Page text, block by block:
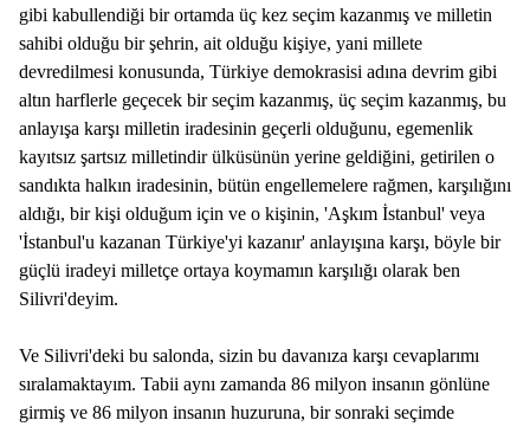
gibi kabullendiği bir ortamda üç kez seçim kazanmış ve milletin
sahibi olduğu bir şehrin, ait olduğu kişiye, yani millete
devredilmesi konusunda, Türkiye demokrasisi adına devrim gibi
altın harflerle geçecek bir seçim kazanmış, üç seçim kazanmış, bu
anlayışa karşı milletin iradesinin geçerli olduğunu, egemenlik
kayıtsız şartsız milletindir ülküsünün yerine geldiğini, getirilen o
sandıkta halkın iradesinin, bütün engellemelere rağmen, karşılığını
aldığı, bir kişi olduğum için ve o kişinin, 'Aşkım İstanbul' veya
'İstanbul'u kazanan Türkiye'yi kazanır' anlayışına karşı, böyle bir
güçlü iradeyi milletçe ortaya koymamın karşılığı olarak ben
Silivri'deyim.
Ve Silivri'deki bu salonda, sizin bu davanıza karşı cevaplarımı
sıralamaktayım. Tabii aynı zamanda 86 milyon insanın gönlüne
girmiş ve 86 milyon insanın huzuruna, bir sonraki seçimde